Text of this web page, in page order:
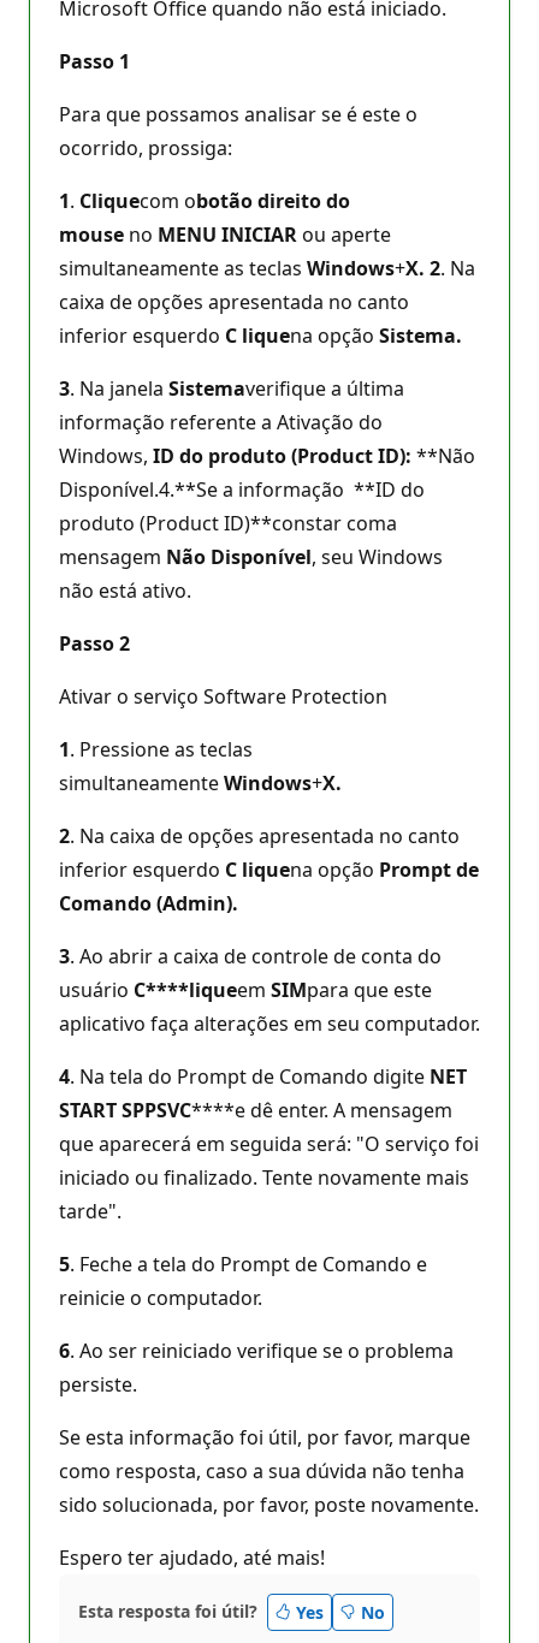
Microsoft Office quando não está iniciado.
Passo 1
Para que possamos analisar se é este o
ocorrido, prossiga:
1. Cliquecom obotão direito do
mouse no MENU INICIARou aperte
simultaneamente as teclas Windows+X. 2. Na
caixa de opções apresentada no canto
inferior esquerdo C liquena opção Sistema.
3. Na janela Sistemaverifique a última
informação referente a Ativação do
Windows, ID do produto (Product ID): **Não
Disponível.4.**Se a informação **ID do
produto (Product ID)**constar coma
mensagem Não Disponível, seu Windows
não está ativo.
Passo 2
Ativar o serviço Software Protection
1. Pressione as teclas
simultaneamenteWindows+X.
2. Na caixa de opções apresentada no canto
inferior esquerdo C liquena opção Prompt de
Comando (Admin).
3. Ao abrir a caixa de controle de conta do
usuário C****liqueem SIMpara que este
aplicativo faça alterações em seu computador.
4. Na tela do Prompt de Comando digite NET
START SPPSVC****e dê enter. A mensagem
que aparecerá em seguida será: "O serviço foi
iniciado ou finalizado. Tente novamente mais
tarde".
5. Feche a tela do Prompt de Comando e
reinicie o computador.
6. Ao ser reiniciado verifique se o problema
persiste.
Se esta informação foi útil, por favor, marque
como resposta, caso a sua dúvida não tenha
sido solucionada, por favor, poste novamente.
Espero ter ajudado, até mais!
Esta resposta foi útil? Yes No